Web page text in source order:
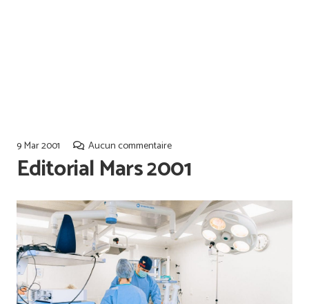
9 Mar 2001 Aucun commentaire
Editorial Mars 2001